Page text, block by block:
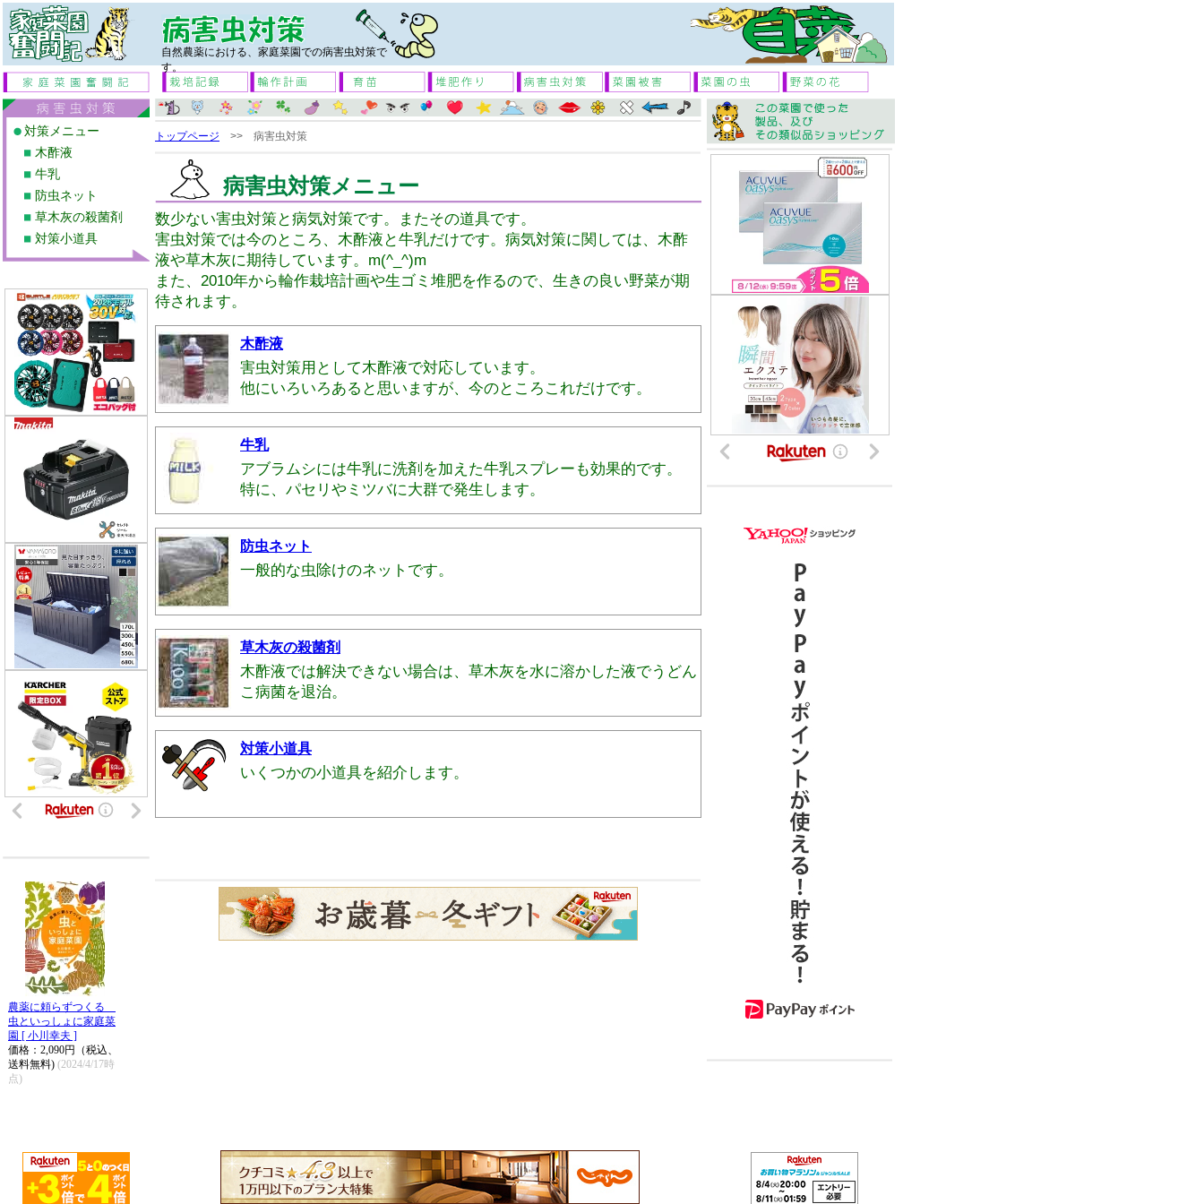
対策メニュー
木酢液
牛乳
防虫ネット
草木灰の殺菌剤
対策小道具
農薬に頼らずつくる
虫といっしょに家庭菜
園 [ 小川幸夫 ]
価格：2,090円（税込、
送料無料) (2024/4/17時
点)
トップページ >> 病害虫対策
病害虫対策メニュー
数少ない害虫対策と病気対策です。またその道具です。
害虫対策では今のところ、木酢液と牛乳だけです。病気対策に関しては、木酢
液や草木灰に期待しています。m(^_^)m
また、2010年から輪作栽培計画や生ゴミ堆肥を作るので、生きの良い野菜が期
待されます。
木酢液
害虫対策用として木酢液で対応しています。
他にいろいろあると思いますが、今のところこれだけです。
牛乳
アブラムシには牛乳に洗剤を加えた牛乳スプレーも効果的です。
特に、パセリやミツバに大群で発生します。
防虫ネット
一般的な虫除けのネットです。
草木灰の殺菌剤
木酢液では解決できない場合は、草木灰を水に溶かした液でうどん
こ病菌を退治。
対策小道具
いくつかの小道具を紹介します。
自然農薬における、家庭菜園での病害虫対策で
す。